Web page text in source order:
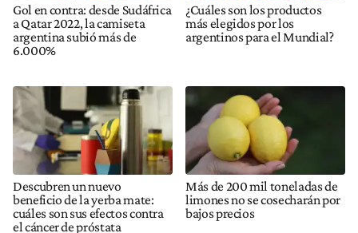
Gol en contra: desde Sudáfrica
a Qatar 2022, la camiseta
argentina subió más de
6.000%
¿Cuáles son los productos
más elegidos por los
argentinos para el Mundial?
Descubren un nuevo
beneficio de la yerba mate:
cuáles son sus efectos contra
el cáncer de próstata
Más de 200 mil toneladas de
limones no se cosecharán por
bajos precios